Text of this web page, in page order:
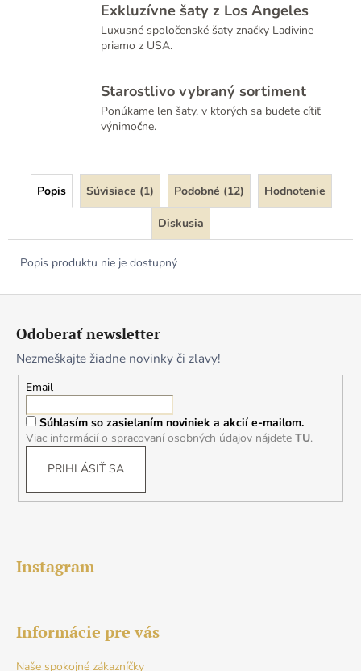
Exkluzívne šaty z Los Angeles
Luxusné spoločenské šaty značky Ladivine
priamo z USA.
Starostlivo vybraný sortiment
Ponúkame len šaty, v ktorých sa budete cítiť
výnimočne.
Popis Súvisiace (1) Podobné (12) Hodnotenie
Diskusia
Popis produktu nie je dostupný
Odoberať newsletter
Nezmeškajte žiadne novinky či zľavy!
Email
Súhlasím so zasielaním noviniek a akcií e-mailom.
Viac informácií o spracovaní osobných údajov nájdete TU.
PRIHLÁSIŤ SA
Instagram
Informácie pre vás
Naše spokojné zákazníčky